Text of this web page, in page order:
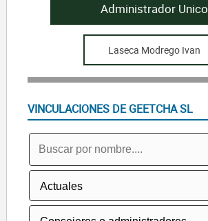
Administrador Unico
Laseca Modrego Ivan
VINCULACIONES DE GEETCHA SL